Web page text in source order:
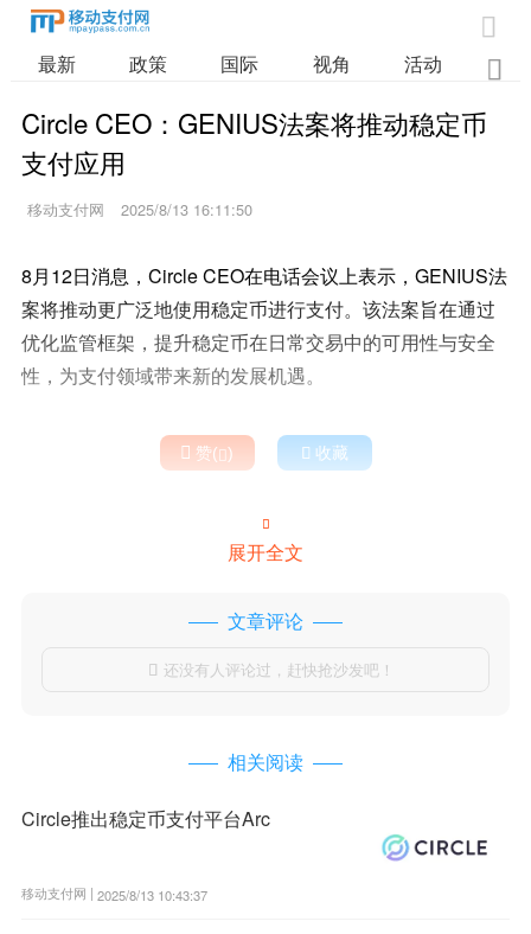

最新 政策 国际 视角 活动 业

Circle CEO：GENIUS法案将推动稳定币
支付应用
移动支付网 2025/8/13 16:11:50
8月12日消息，Circle CEO在电话会议上表示，GENIUS法
案将推动更广泛地使用稳定币进行支付。该法案旨在通过
优化监管框架，提升稳定币在日常交易中的可用性与安全
性，为支付领域带来新的发展机遇。
 赞()  收藏

展开全文
文章评论
 还没有人评论过，赶快抢沙发吧！
相关阅读
Circle推出稳定币支付平台Arc
移动支付网 | 2025/8/13 10:43:37